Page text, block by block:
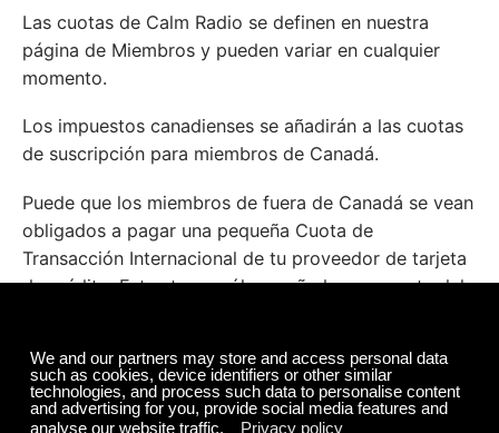
Las cuotas de Calm Radio se definen en nuestra
página de Miembros y pueden variar en cualquier
momento.
Los impuestos canadienses se añadirán a las cuotas
de suscripción para miembros de Canadá.
Puede que los miembros de fuera de Canadá se vean
obligados a pagar una pequeña Cuota de
Transacción Internacional de tu proveedor de tarjeta
de crédito. Estas tasas sólo se añaden por parte del
Política de Pagos Periódicos